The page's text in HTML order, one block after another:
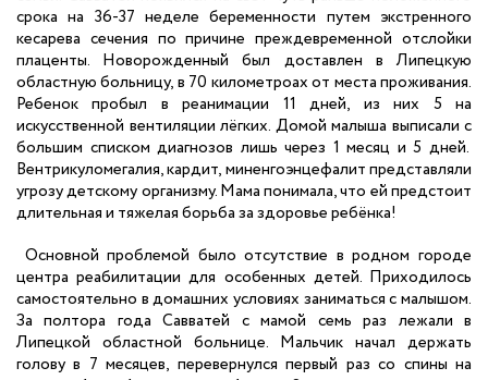
срока на 36-37 неделе беременности путем экстренного
кесарева сечения по причине преждевременной отслойки
плаценты. Новорожденный был доставлен в Липецкую
областную больницу, в 70 километроах от места проживания.
Ребенок пробыл в реанимации 11 дней, из них 5 на
искусственной вентиляции лёгких. Домой малыша выписали с
большим списком диагнозов лишь через 1 месяц и 5 дней.
Вентрикуломегалия, кардит, миненгоэнцефалит представляли
угрозу детскому организму. Мама понимала, что ей предстоит
длительная и тяжелая борьба за здоровье ребёнка!
Основной проблемой было отсутствие в родном городе
центра реабилитации для особенных детей. Приходилось
самостоятельно в домашних условиях заниматься с малышом.
За полтора года Савватей с мамой семь раз лежали в
Липецкой областной больнице. Мальчик начал держать
голову в 7 месяцев, перевернулся первый раз со спины на